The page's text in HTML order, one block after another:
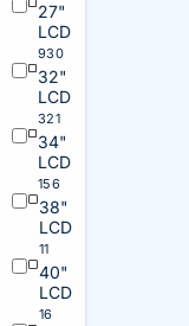
27"
LCD
930
32"
LCD
321
34"
LCD
156
38"
LCD
11
40"
LCD
16